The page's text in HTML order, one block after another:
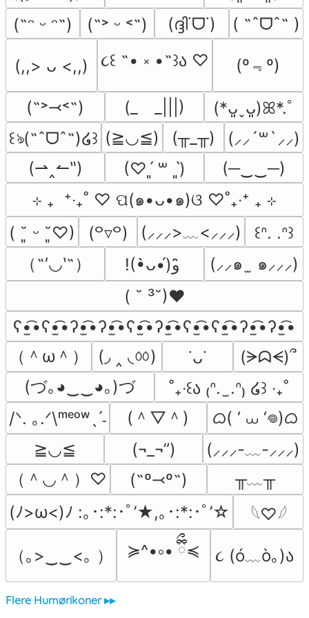
(˶ᵔ ᵕ ᵔ˶)
(˶˃ ᵕ ˂˶) (ദ്ദി˙ᗜ˙) ( ˶ˆᗜˆ˵ )
(,,> ᴗ <,,) ૮꒰ ˶• ༝ •˶꒱ა ♡ (º﹃º)
(˶˃⤙˂˶) (_　_|||)
(*ᴗ͈ˬᴗ͈)ꕤ*.ﾟ
꒰ঌ(˶ˆᗜˆ˵)໒꒱ (≧◡≦) (╥_╥)
(⸝⸝´꒳`⸝⸝)
(⇀‸↼‶)
(♡ˊ͈ ꒳ ˋ͈)
(─‿‿─)
⊹ ₊  ⁺‧₊˚ ♡ ପ(๑•ᴗ•๑)ଓ ♡˚₊‧⁺ ₊ ⊹
( ˘͈ ᵕ ˘͈♡)
(꒪▿꒪) (⸝⸝⸝>﹏<⸝⸝⸝)
꒰ᐢ. .ᐢ꒱
（˶′◡‵˶）
(⸝⸝๑  ̫ ๑⸝⸝⸝)
( ˘ ³˘)♥
ʕ•̫͡•ʕ•̫͡•ʔ•̫͡•ʔ•̫͡•ʕ•̫͡•ʔ•̫͡•ʕ•̫͡•ʕ•̫͡•ʔ•̫͡•ʔ•̫͡•
（＾ω＾）
(◞ ‸ ◟ㆀ) ˙ᴗ˙
(ᗒᗣᗕ)՞
(づ｡◕‿‿◕｡)づ
˚₊‧꒰ა ₍ᐢ.  ̫.ᐢ₎ ໒꒱ ‧₊˚
/ᐠ. ｡.ᐟ\ᵐᵉᵒʷˎˊ˗
(＾▽＾)
ᜊ( ‘ ⩊ ‘𖦹)ᜊ
≧◡≦
(¬_¬”)
(⸝⸝⸝-﹏-⸝⸝⸝)
（＾◡＾）♡
(˶º⤙º˶)
╥﹏╥
(ﾉ>ω<)ﾉ :｡･:*:･ﾟ’★,｡･:*:･ﾟ’☆
𓆩♡𓆪
（｡>‿‿<｡ ） ≽^•༚• ྀིྀ≼ ૮ (ó﹏ò｡)ა
Flere Humørikoner ▸▸